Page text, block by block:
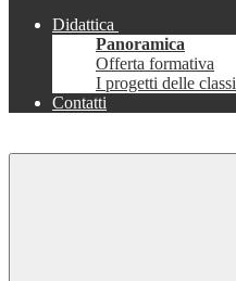
Didattica
Panoramica
Offerta formativa
I progetti delle classi
Contatti